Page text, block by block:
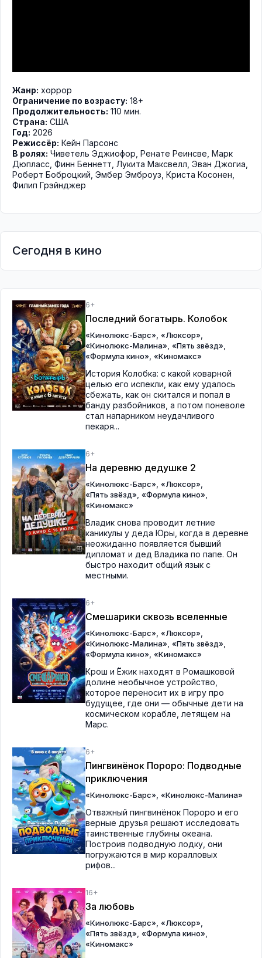
Жанр: хоррор
Ограничение по возрасту: 18+
Продолжительность: 110 мин.
Страна: США
Год: 2026
Режиссёр: Кейн Парсонс
В ролях: Чиветель Эджиофор, Ренате Реинсве, Марк
Дюпласс, Финн Беннетт, Лукита Максвелл, Эван Джогиа,
Роберт Боброцкий, Эмбер Эмброуз, Криста Косонен,
Филип Грэйнджер
Сегодня в кино
6+
Последний богатырь. Колобок
«Кинолюкс-Барс», «Люксор»,
«Кинолюкс-Малина», «Пять звёзд»,
«Формула кино», «Киномакс»
История Колобка: с какой коварной
целью его испекли, как ему удалось
сбежать, как он скитался и попал в
банду разбойников, а потом поневоле
стал напарником неудачливого
пекаря...
6+
На деревню дедушке 2
«Кинолюкс-Барс», «Люксор»,
«Пять звёзд», «Формула кино»,
«Киномакс»
Владик снова проводит летние
каникулы у деда Юры, когда в деревне
неожиданно появляется бывший
дипломат и дед Владика по папе. Он
быстро находит общий язык с
местными.
6+
Смешарики сквозь вселенные
«Кинолюкс-Барс», «Люксор»,
«Кинолюкс-Малина», «Пять звёзд»,
«Формула кино», «Киномакс»
Крош и Ёжик находят в Ромашковой
долине необычное устройство,
которое переносит их в игру про
будущее, где они — обычные дети на
космическом корабле, летящем на
Марс.
6+
Пингвинёнок Пороро: Подводные
приключения
«Кинолюкс-Барс», «Кинолюкс-Малина»
Отважный пингвинёнок Пороро и его
верные друзья решают исследовать
таинственные глубины океана.
Построив подводную лодку, они
погружаются в мир коралловых
рифов...
16+
За любовь
«Кинолюкс-Барс», «Люксор»,
«Пять звёзд», «Формула кино»,
«Киномакс»